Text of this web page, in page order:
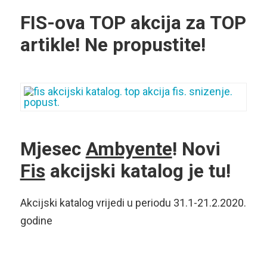
FIS-ova TOP akcija za TOP
artikle! Ne propustite!
Mjesec Ambyente! Novi
Fis akcijski katalog je tu!
Akcijski katalog vrijedi u periodu 31.1-21.2.2020.
godine